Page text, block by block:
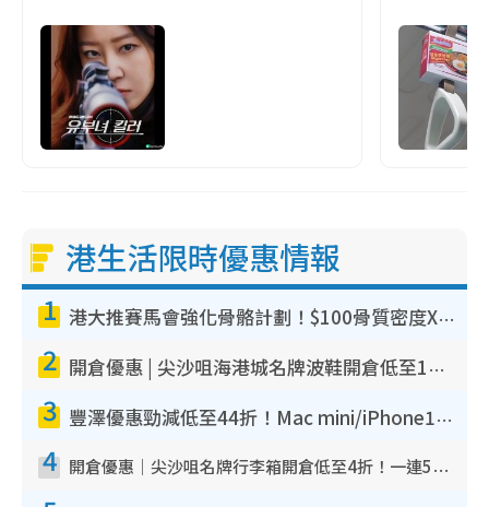
港生活限時優惠情報
1 港大推賽馬會強化骨骼計劃！$100骨質密度X光檢查 完成免費運動訓練送超市禮券！附參加資格
2 開倉優惠 | 尖沙咀海港城名牌波鞋開倉低至1折！On鞋$899起／Joy&Peace鞋履$98起
3 豐澤優惠勁減低至44折！Mac mini/iPhone17Pro大減價！廚房家電$220起
4 開倉優惠｜尖沙咀名牌行李箱開倉低至4折！一連5日 American Tourister/ace./Hallmark $200起！